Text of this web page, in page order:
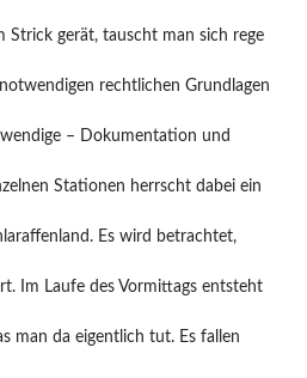
Strick gerät, tauscht man sich rege
rechtlichen Grundlagen
– Dokumentation und
Stationen herrscht dabei ein
Es wird betrachtet,
Im Laufe des Vormittags entsteht
man da eigentlich tut. Es fallen